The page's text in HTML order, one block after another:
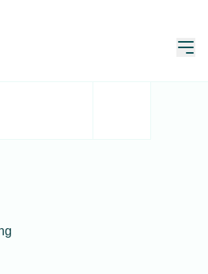
logget ind
medlemmer, og du skal derfor